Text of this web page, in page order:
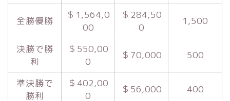
全勝優勝
＄1,564,0
00
＄284,50
0
1,500
決勝で勝
利
＄550,00
0
＄70,000 500
準決勝で
勝利
＄402,00
0
＄56,000 400